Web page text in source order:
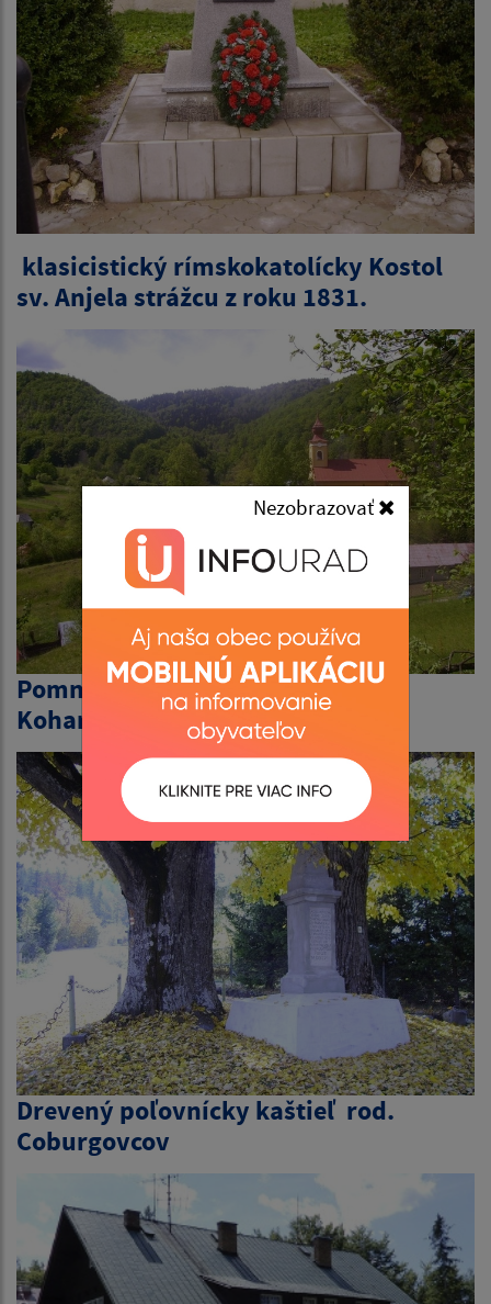
Nezobrazovať
klasicistický rímskokatolícky Kostol
sv. Anjela strážcu z roku 1831.
Pomník rod. Coburgovcov a
Kohariovcou
Drevený poľovnícky kaštieľ rod.
Coburgovcov